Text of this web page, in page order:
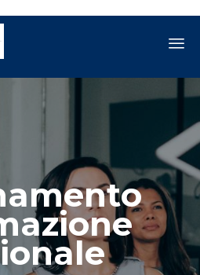
amento
azione
ionale